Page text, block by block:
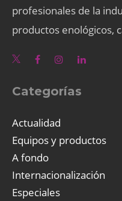
profesionales de la
productos enológicos,
Categorías
Actualidad
Equipos y productos
A fondo
Internacionalización
Especiales